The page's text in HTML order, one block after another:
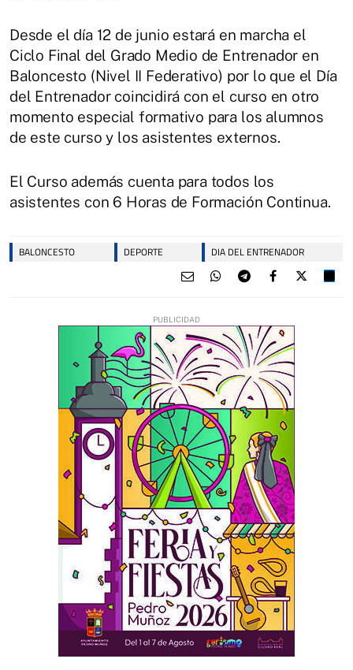
Desde el día 12 de junio estará en marcha el
Ciclo Final del Grado Medio de Entrenador en
Baloncesto (Nivel II Federativo) por lo que el Día
del Entrenador coincidirá con el curso en otro
momento especial formativo para los alumnos
de este curso y los asistentes externos.
El Curso además cuenta para todos los
asistentes con 6 Horas de Formación Continua.
BALONCESTO DEPORTE DIA DEL ENTRENADOR